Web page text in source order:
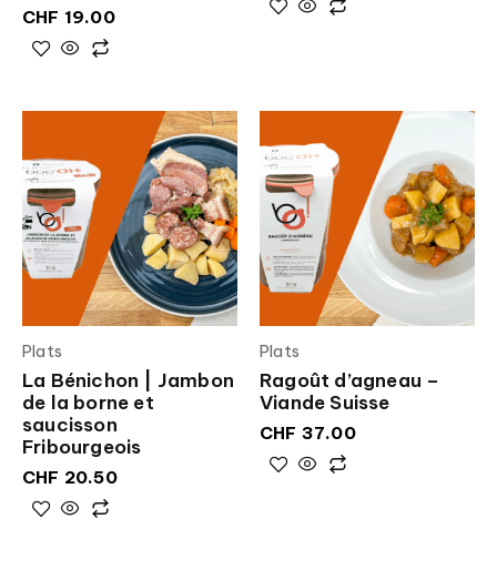
CHF 19.00
Plats
La Bénichon | Jambon
de la borne et
saucisson
Fribourgeois
CHF 20.50
Plats
Ragoût d’agneau –
Viande Suisse
CHF 37.00